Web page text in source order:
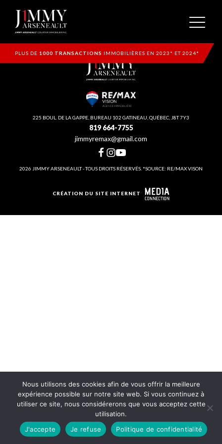
PLUS DE 1000 TRANSACTIONS IMMOBILIÈRES EN 2023* ET 2024*
225 BOUL. DE LA GAPPE, BUREAU 102 GATINEAU, QUÉBEC, J8T 7Y3
819 664-7755
jimmyremax@gmail.com
2026 JIMMY ARSENEAULT - TOUS DROITS RÉSERVÉS. *SOURCE: RE/MAX VISON
CRÉATION DU SITE INTERNET
Nous utilisons des cookies afin de vous offrir la meilleure
expérience possible sur notre site web. Si vous continuez à
utiliser ce site, nous considérerons que vous acceptez cette
utilisation.
J'accepte
Je refuse Politique de confidentialité